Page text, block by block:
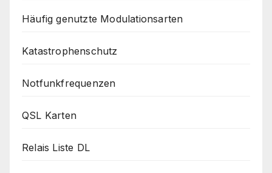
Häufig genutzte Modulationsarten
Katastrophenschutz
Notfunkfrequenzen
QSL Karten
Relais Liste DL